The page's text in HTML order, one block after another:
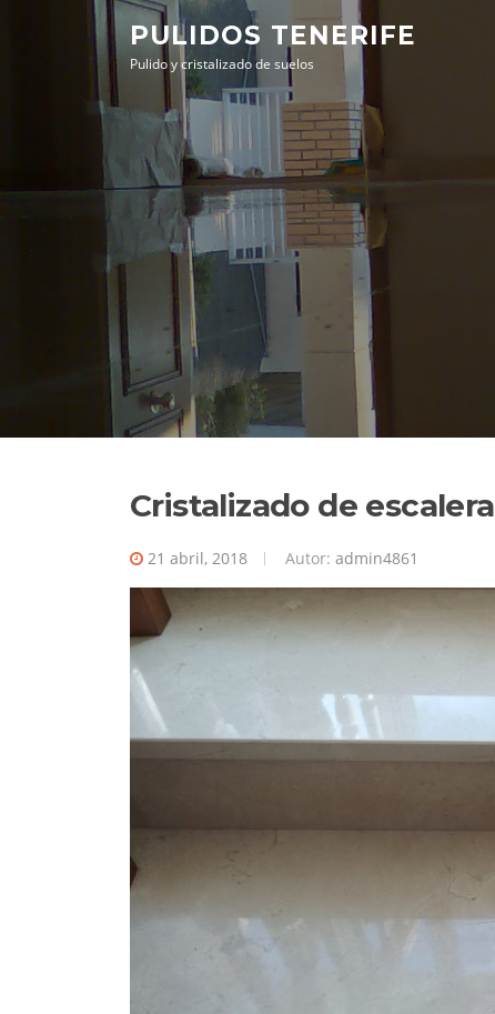
PULIDOS TENERIFE
Pulido y cristalizado de suelos
Cristalizado de escalera
21 abril, 2018 Autor: admin4861